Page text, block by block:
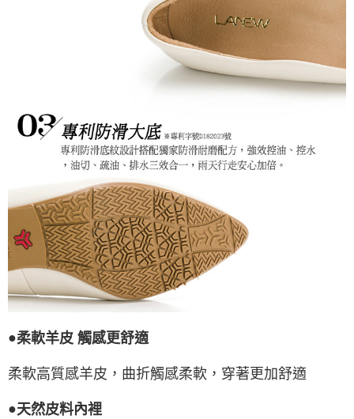
●柔軟羊皮 觸感更舒適
柔軟高質感羊皮，曲折觸感柔軟，穿著更加舒適
●天然皮料內裡